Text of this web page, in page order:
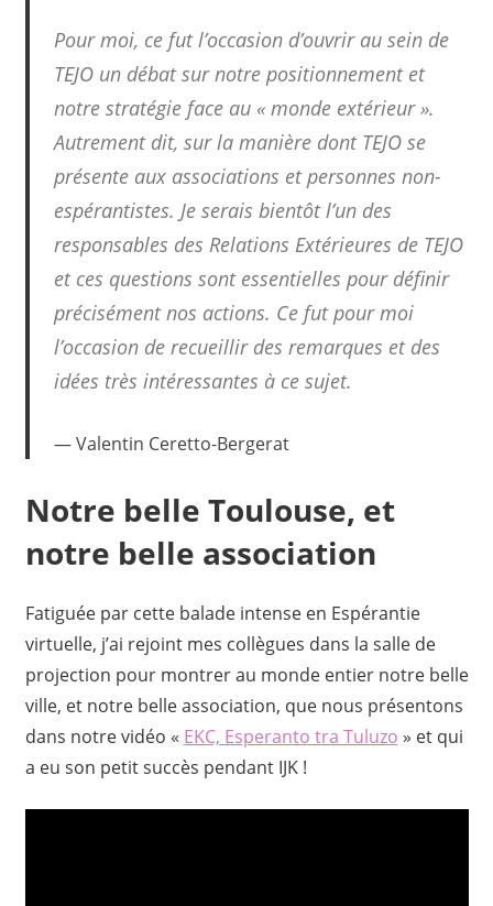
Pour moi, ce fut l’occasion d’ouvrir au sein de
TEJO un débat sur notre positionnement et
notre stratégie face au « monde extérieur ».
Autrement dit, sur la manière dont TEJO se
présente aux associations et personnes non-
espérantistes. Je serais bientôt l’un des
responsables des Relations Extérieures de TEJO
et ces questions sont essentielles pour définir
précisément nos actions. Ce fut pour moi
l’occasion de recueillir des remarques et des
idées très intéressantes à ce sujet.
Valentin Ceretto-Bergerat
Notre belle Toulouse, et
notre belle association
Fatiguée par cette balade intense en Espérantie
virtuelle, j’ai rejoint mes collègues dans la salle de
projection pour montrer au monde entier notre belle
ville, et notre belle association, que nous présentons
dans notre vidéo « EKC, Esperanto tra Tuluzo » et qui
a eu son petit succès pendant IJK !